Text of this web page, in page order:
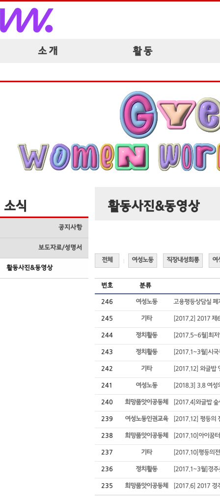
소 개 활 동
소식
공지사항
보도자료/성명서
활동사진&동영상
활동사진&동영상
전체 여성노동 직장내성희롱 여
번호 분류
246 여성노동 고용평등상담실 폐
245 기타 [2017.2] 2017 제
244 정치활동 [2017.5~6월]최
243 정치활동 [2017.1~3월]시국
242 기타 [2017.12] 와글밥
241 여성노동 [2018.3] 3.8 여성
240 희망품앗이공동체 [2017.4]와글밥 숲
239 여성노동인권교육 [2017.12] 평등의
238 희망품앗이공동체 [2017.10]아이꿈
237 기타 [2017.10]평등의
236 정치활동 [2017.1~3월]경
235 희망품앗이공동체 [2017.6] 2017 경